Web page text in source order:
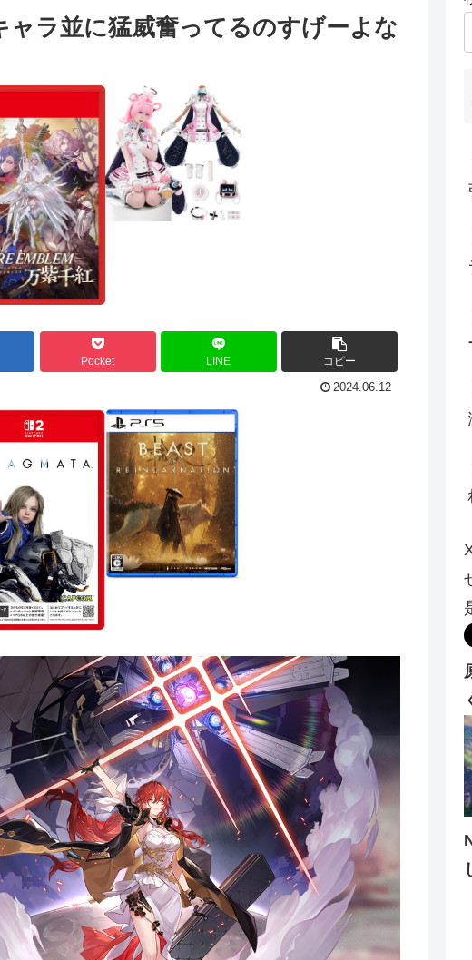
ャラ並に猛威奮ってるのすげーよな
Pocket LINE コピー
2024.06.12